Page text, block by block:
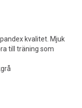
kvalitet. Mjuk
till träning som